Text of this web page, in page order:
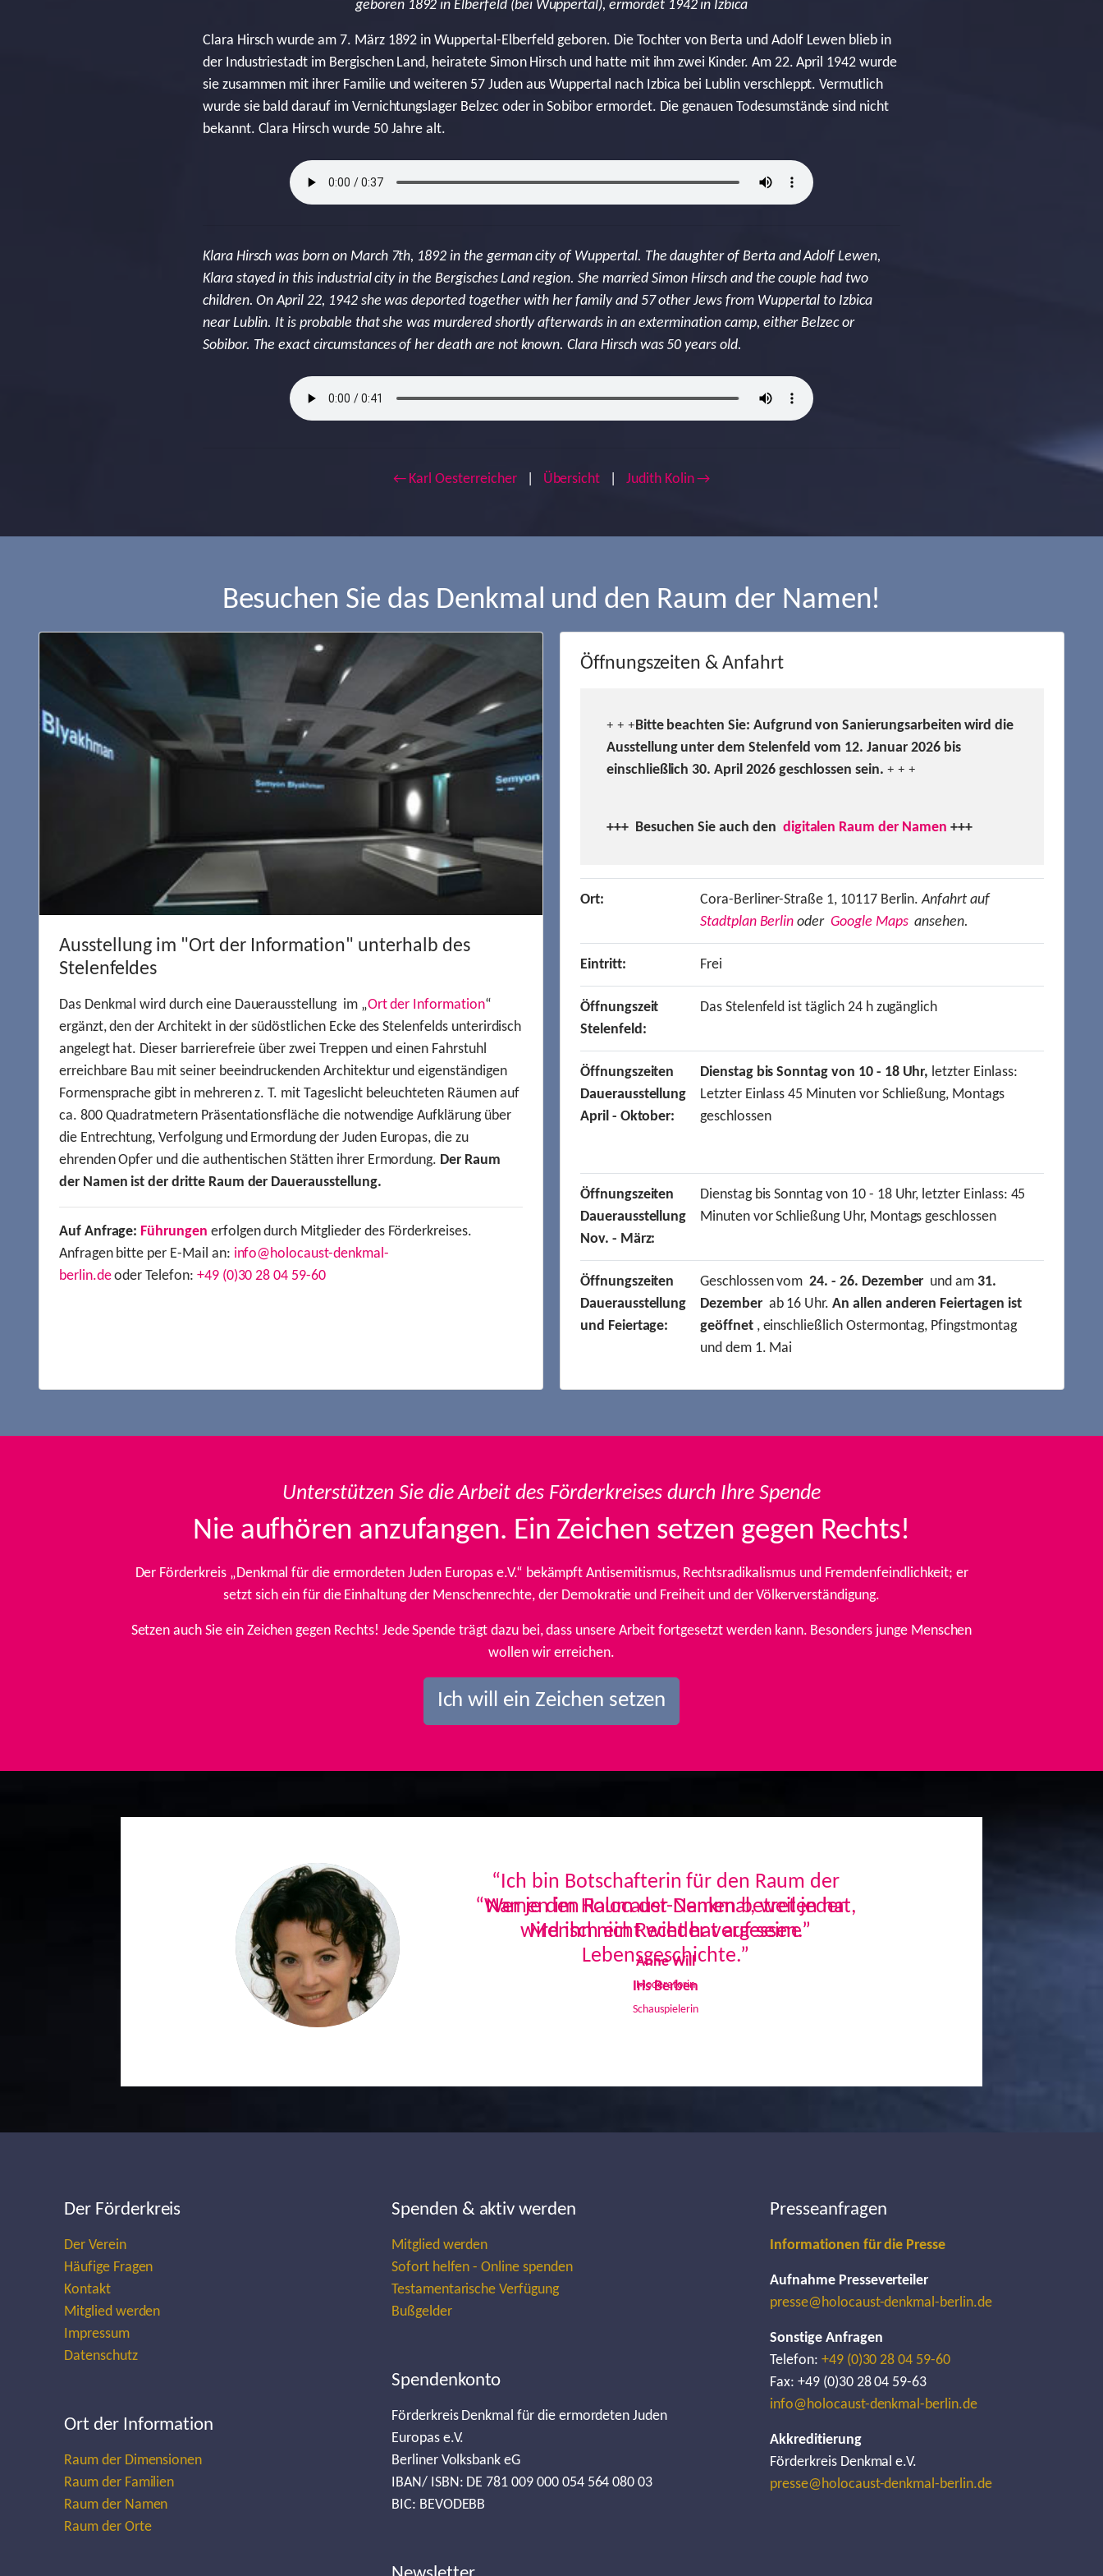
geboren 1892 in Elberfeld (bei Wuppertal), ermordet 1942 in Izbica
Clara Hirsch wurde am 7. März 1892 in Wuppertal-Elberfeld geboren. Die Tochter von Berta und Adolf Lewen blieb in
der Industriestadt im Bergischen Land, heiratete Simon Hirsch und hatte mit ihm zwei Kinder. Am 22. April 1942 wurde
sie zusammen mit ihrer Familie und weiteren 57 Juden aus Wuppertal nach Izbica bei Lublin verschleppt. Vermutlich
wurde sie bald darauf im Vernichtungslager Belzec oder in Sobibor ermordet. Die genauen Todesumstände sind nicht
bekannt. Clara Hirsch wurde 50 Jahre alt.
Klara Hirsch was born on March 7th, 1892 in the german city of Wuppertal. The daughter of Berta and Adolf Lewen,
Klara stayed in this industrial city in the Bergisches Land region. She married Simon Hirsch and the couple had two
children. On April 22, 1942 she was deported together with her family and 57 other Jews from Wuppertal to Izbica
near Lublin. It is probable that she was murdered shortly afterwards in an extermination camp, either Belzec or
Sobibor. The exact circumstances of her death are not known. Clara Hirsch was 50 years old.
← Karl Oesterreicher Übersicht Judith Kolin →
Besuchen Sie das Denkmal und den Raum der Namen!
Ausstellung im "Ort der Information" unterhalb des
Stelenfeldes
Das Denkmal wird durch eine Dauerausstellung im „Ort der Information“
ergänzt, den der Architekt in der südöstlichen Ecke des Stelenfelds unterirdisch
angelegt hat. Dieser barrierefreie über zwei Treppen und einen Fahrstuhl
erreichbare Bau mit seiner beeindruckenden Architektur und eigenständigen
Formensprache gibt in mehreren z. T. mit Tageslicht beleuchteten Räumen auf
ca. 800 Quadratmetern Präsentationsfläche die notwendige Aufklärung über
die Entrechtung, Verfolgung und Ermordung der Juden Europas, die zu
ehrenden Opfer und die authentischen Stätten ihrer Ermordung. Der Raum
der Namen ist der dritte Raum der Dauerausstellung.
Auf Anfrage: Führungen erfolgen durch Mitglieder des Förderkreises.
Anfragen bitte per E-Mail an: info@holocaust-denkmal-
berlin.deoder Telefon: +49 (0)30 28 04 59-60
Öffnungszeiten & Anfahrt
+ + +Bitte beachten Sie: Aufgrund von Sanierungsarbeiten wird die
Ausstellung unter dem Stelenfeld vom 12. Januar 2026 bis
einschließlich 30. April 2026 geschlossen sein. + + +
+++ Besuchen Sie auch den digitalen Raum der Namen +++
Ort: Cora-Berliner-Straße 1, 10117 Berlin.Anfahrt auf
Stadtplan Berlin oder Google Mapsansehen.
Eintritt: Frei
Öffnungszeit
Stelenfeld:
Das Stelenfeld ist täglich 24 h zugänglich
Öffnungszeiten
Dauerausstellung
April - Oktober:
Dienstag bis Sonntag von 10 - 18 Uhr, letzter Einlass:
Letzter Einlass 45 Minuten vor Schließung, Montags
geschlossen
Öffnungszeiten
Dauerausstellung
Nov. - März:
Dienstag bis Sonntag von 10 - 18 Uhr, letzter Einlass: 45
Minuten vor Schließung Uhr, Montags geschlossen
Öffnungszeiten
Dauerausstellung
und Feiertage:
Geschlossen vom24. - 26. Dezember und am31.
Dezemberab 16 Uhr.An allen anderen Feiertagen ist
geöffnet, einschließlich Ostermontag, Pfingstmontag
und dem 1. Mai
Unterstützen Sie die Arbeit des Förderkreises durch Ihre Spende
Nie aufhören anzufangen. Ein Zeichen setzen gegen Rechts!
Der Förderkreis „Denkmal für die ermordeten Juden Europas e.V.“ bekämpft Antisemitismus, Rechtsradikalismus und Fremdenfeindlichkeit; er
setzt sich ein für die Einhaltung der Menschenrechte, der Demokratie und Freiheit und der Völkerverständigung.
Setzen auch Sie ein Zeichen gegen Rechts! Jede Spende trägt dazu bei, dass unsere Arbeit fortgesetzt werden kann. Besonders junge Menschen
wollen wir erreichen.
Ich will ein Zeichen setzen
“Ich bin Botschafterin für den Raum der
Namen im Holocaust-Denkmal, weil jeder
Mensch ein Recht hat auf seine
Lebensgeschichte.”
Iris Berben
Schauspielerin
Previous
Der Förderkreis
Der Verein
Häufige Fragen
Kontakt
Mitglied werden
Impressum
Datenschutz
Ort der Information
Raum der Dimensionen
Raum der Familien
Raum der Namen
Raum der Orte
Spenden & aktiv werden
Mitglied werden
Sofort helfen - Online spenden
Testamentarische Verfügung
Bußgelder
Spendenkonto
Förderkreis Denkmal für die ermordeten Juden
Europas e.V.
Berliner Volksbank eG
IBAN/ ISBN: DE 781 009 000 054 564 080 03
BIC: BEVODEBB
Presseanfragen
Informationen für die Presse
Aufnahme Presseverteiler
presse@holocaust-denkmal-berlin.de
Sonstige Anfragen
Telefon: +49 (0)30 28 04 59-60
Fax: +49 (0)30 28 04 59-63
info@holocaust-denkmal-berlin.de
Akkreditierung
Förderkreis Denkmal e.V.
presse@holocaust-denkmal-berlin.de